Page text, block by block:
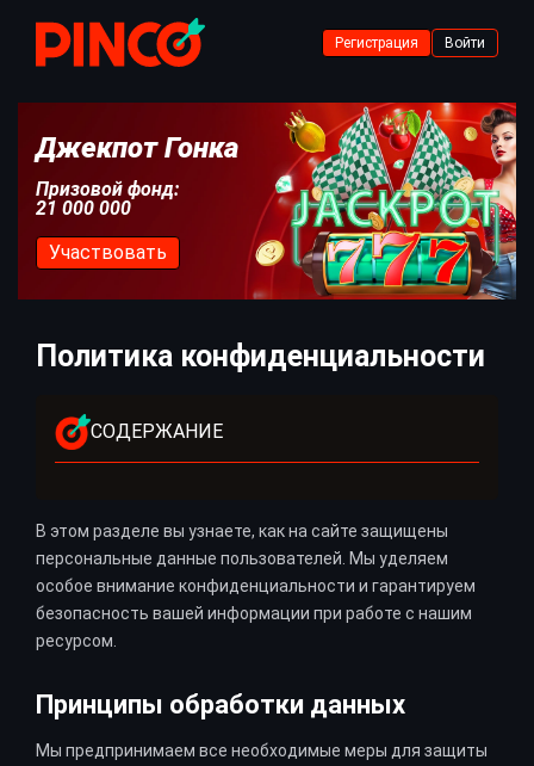
Регистрация Войти
Джекпот Гонка
Призовой фонд:
21 000 000
Участвовать
Политика конфиденциальности
СОДЕРЖАНИЕ
В этом разделе вы узнаете, как на сайте защищены
персональные данные пользователей. Мы уделяем
особое внимание конфиденциальности и гарантируем
безопасность вашей информации при работе с нашим
ресурсом.
Принципы обработки данных
Мы предпринимаем все необходимые меры для защиты